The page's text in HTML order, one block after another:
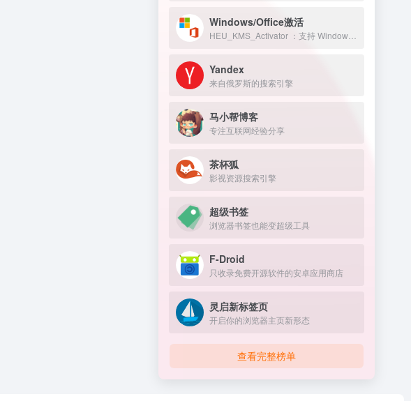
Windows/Office激活
Yandex
来自俄罗斯的搜索引擎
马小帮博客
专注互联网经验分享
茶杯狐
影视资源搜索引擎
超级书签
浏览器书签也能变超级工具
F-Droid
只收录免费开源软件的安卓应用商店
灵启新标签页
开启你的浏览器主页新形态
查看完整榜单